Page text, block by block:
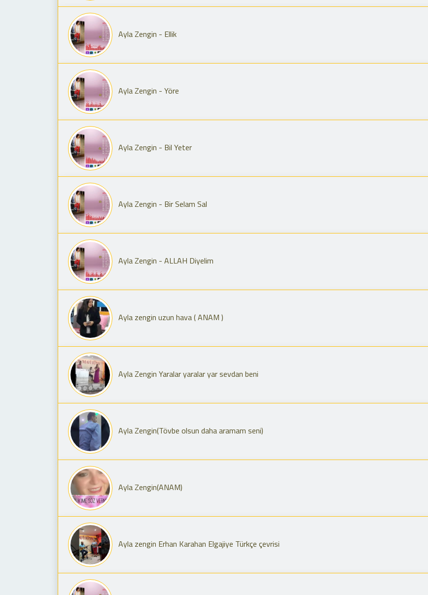
Ayla Zengin - Ellik
Ayla Zengin - Yöre
Ayla Zengin - Bil Yeter
Ayla Zengin - Bir Selam Sal
Ayla Zengin - ALLAH Diyelim
Ayla zengin uzun hava ( ANAM )
Ayla Zengin Yaralar yaralar yar sevdan beni
Ayla Zengin(Tövbe olsun daha aramam seni)
Ayla Zengin(ANAM)
Ayla zengin Erhan Karahan Elgajiye Türkçe çevrisi